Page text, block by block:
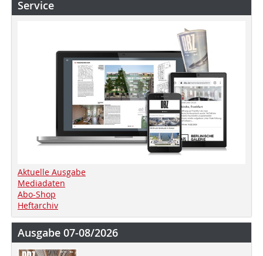
Service
Aktuelle Ausgabe
Mediadaten
Abo-Shop
Heftarchiv
Ausgabe 07-08/2026